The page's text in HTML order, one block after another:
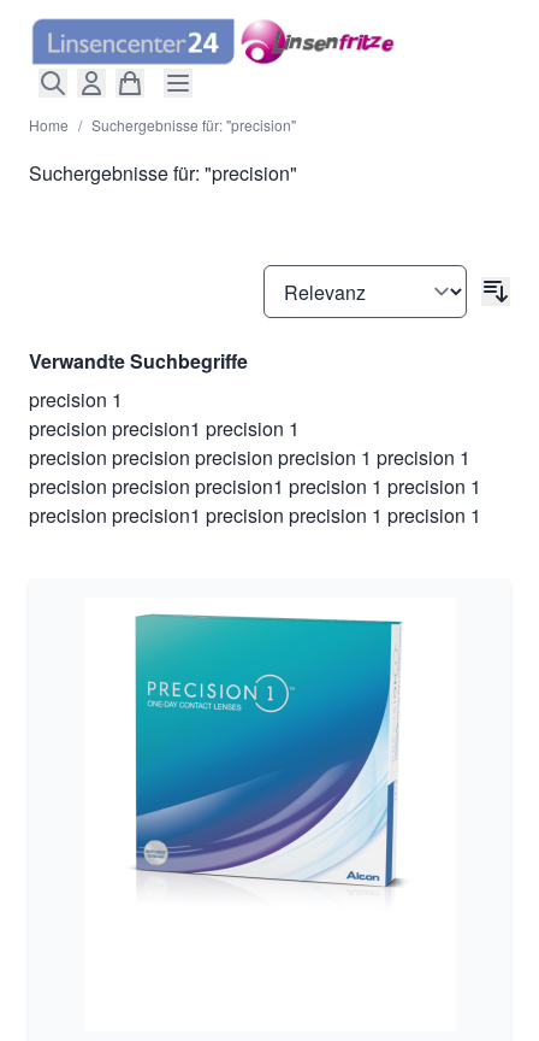
Direkt zum Inhalt
Home / Suchergebnisse für: "precision"
Suchergebnisse für: "precision"
Verwandte Suchbegriffe
precision 1
precision precision1 precision 1
precision precision precision precision 1 precision 1
precision precision precision1 precision 1 precision 1
precision precision1 precision precision 1 precision 1